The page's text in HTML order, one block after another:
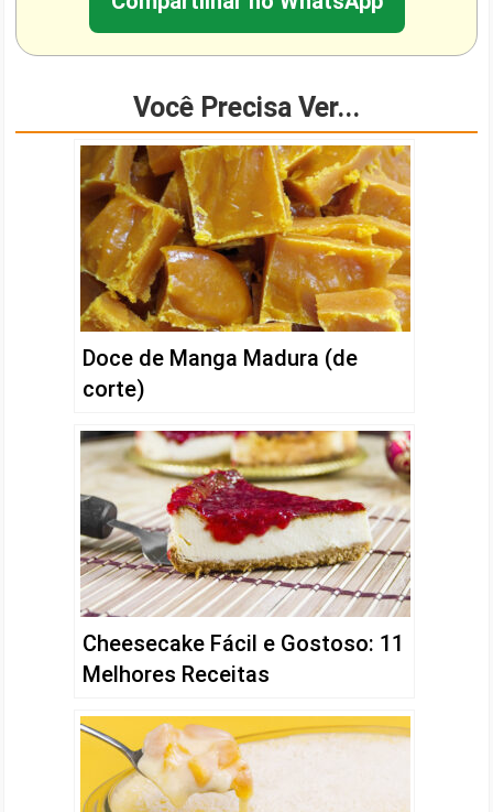
Você Precisa Ver...
Doce de Manga Madura (de
corte)
Cheesecake Fácil e Gostoso: 11
Melhores Receitas